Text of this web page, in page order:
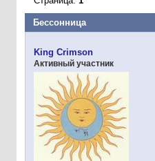
Бессонница
King Crimson
Активный участник